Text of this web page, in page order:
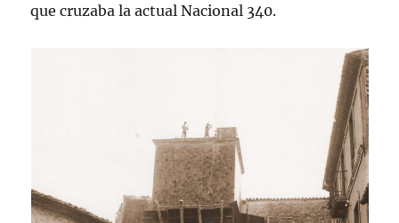
que cruzaba la actual Nacional 340.